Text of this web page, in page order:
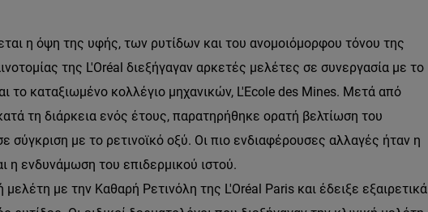
η όψη της υφής, των ρυτίδων και του ανομοιόμορφου τόνου της
της L'Oréal διεξήγαγαν αρκετές μελέτες σε συνεργασία με το
το καταξιωμένο κολλέγιο μηχανικών, L'Ecole des Mines. Μετά από
τη διάρκεια ενός έτους, παρατηρήθηκε ορατή βελτίωση του
σύγκριση με το ρετινοϊκό οξύ. Οι πιο ενδιαφέρουσες αλλαγές ήταν η
η ενδυνάμωση του επιδερμικού ιστού.
με την Καθαρή Ρετινόλη της L'Oréal Paris και έδειξε εξαιρετικά